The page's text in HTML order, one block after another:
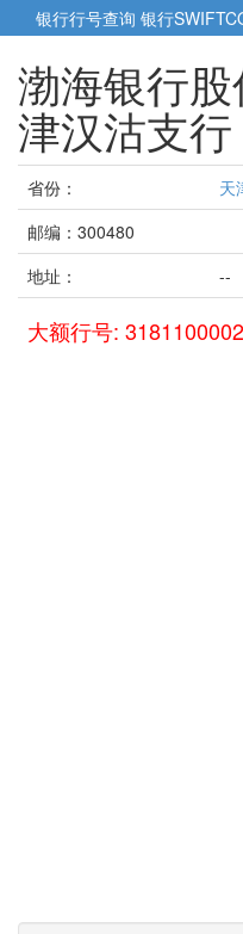
银行行号查询 银行
渤海银行
津汉沽支行
省份： 天
邮编：300480
地址：
--
大额行号: